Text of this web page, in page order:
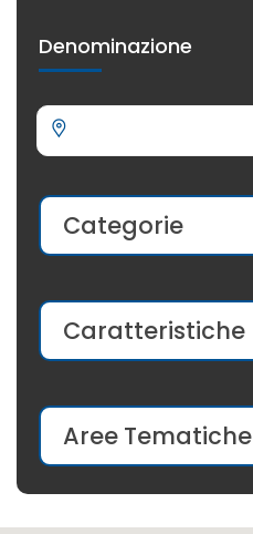
Denominazione
Categorie
Caratteristiche
Aree Tematiche